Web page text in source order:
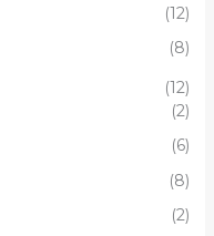
(12)
(8)
(12)
(2)
(6)
(8)
(2)